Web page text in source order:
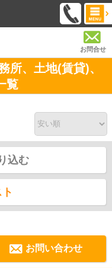
お問合せ
所、土地(賃貸)、
覧
込む
お問い合わせ